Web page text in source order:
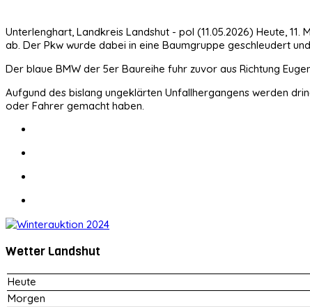
Unterlenghart, Landkreis Landshut - pol (11.05.2026) Heute,
ab. Der Pkw wurde dabei in eine Baumgruppe geschleudert
Der blaue BMW der 5er Baureihe fuhr zuvor aus Richtung
Aufgund des bislang ungeklärten Unfallhergangens werden
oder Fahrer gemacht haben.
Wetter Landshut
Heute
Morgen